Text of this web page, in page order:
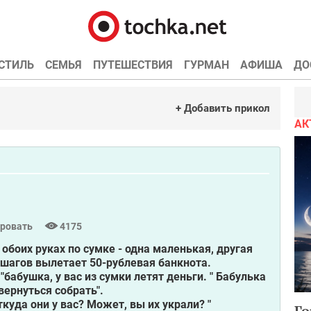
СЕМЬЯ ПУТЕШЕСТВИЯ ГУРМАН АФИША
+ Добавить прикол
4175
руках по сумке - одна маленькая, другая
вылетает 50-рублевая банкнота.
у вас из сумки летят деньги. " Бабулька
собрать".
они у вас? Может, вы их украли? "